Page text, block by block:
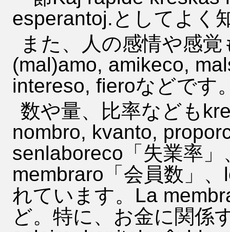
esperantoj.としてよく
また、人の感情や感
(mal)amo, amikeco,
intereso, fieroなどです
数や量、比率なども
nombro, kvanto,
senlaboreco「失業率
membraro「会員数」
れています。La
ど。特に、お金に関係